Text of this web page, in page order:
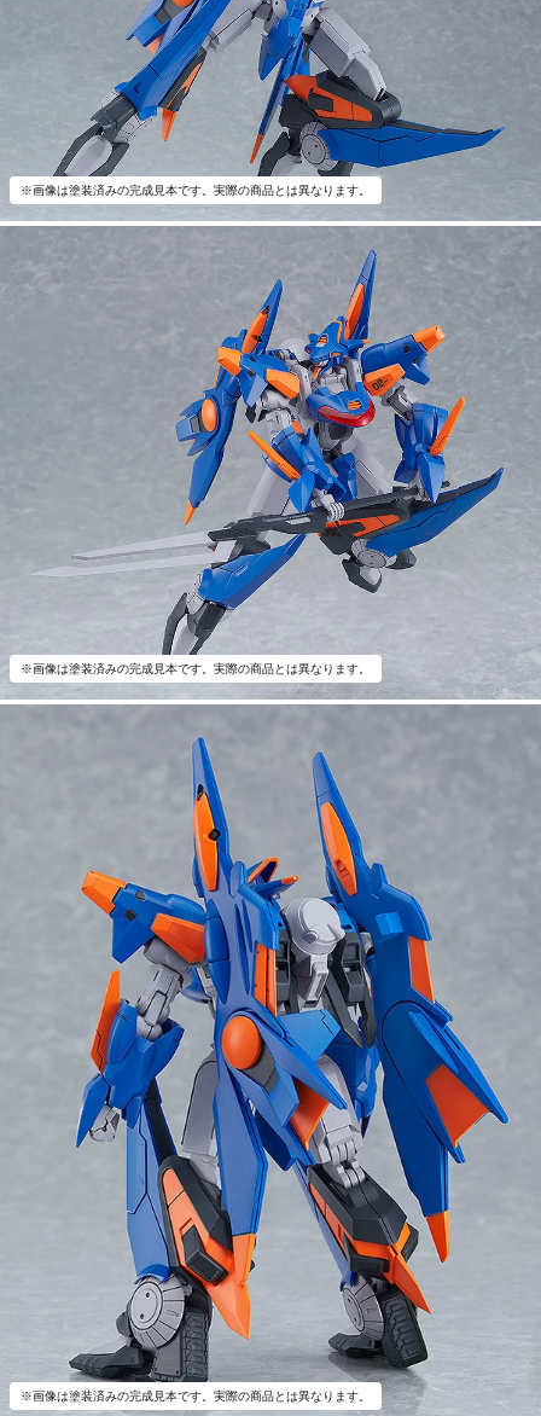
※画像は塗装済みの完成見本です。実際の商品とは異なります。
※画像は塗装済みの完成見本です。実際の商品とは異なります。
※画像は塗装済みの完成見本です。実際の商品とは異なります。